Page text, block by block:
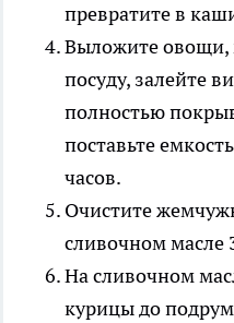
превратите в
Выложите овощи,
посуду, залейте
полностью
поставьте
часов.
Очистите
сливочном масле
На сливочном
курицы до